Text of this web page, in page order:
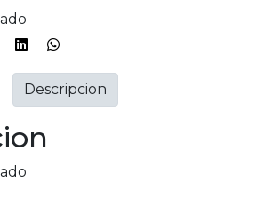
Descripcion